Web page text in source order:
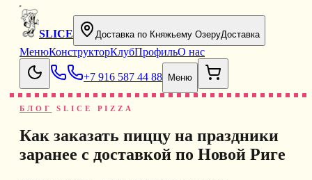
SLICE Доставка по Княжьему ОзеруДоставка
МенюКонструкторКлубПрофильО нас
+7 916 587 44 88 Меню
БЛОГ SLICE PIZZA
Как заказать пиццу на праздники
заранее с доставкой по Новой Риге